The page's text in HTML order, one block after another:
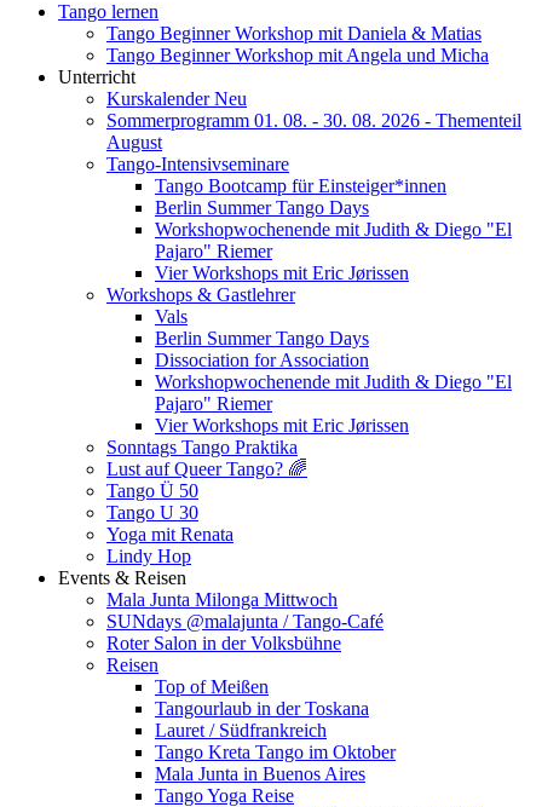
Tango lernen
Tango Beginner Workshop mit Daniela & Matias
Tango Beginner Workshop mit Angela und Micha
Unterricht
Kurskalender Neu
Sommerprogramm 01. 08. - 30. 08. 2026 - Thementeil
August
Tango-Intensivseminare
Tango Bootcamp für Einsteiger*innen
Berlin Summer Tango Days
Workshopwochenende mit Judith & Diego "El
Pajaro" Riemer
Vier Workshops mit Eric Jørissen
Workshops & Gastlehrer
Vals
Berlin Summer Tango Days
Dissociation for Association
Workshopwochenende mit Judith & Diego "El
Pajaro" Riemer
Vier Workshops mit Eric Jørissen
Sonntags Tango Praktika
Lust auf Queer Tango? 🌈
Tango Ü 50
Tango U 30
Yoga mit Renata
Lindy Hop
Events & Reisen
Mala Junta Milonga Mittwoch
SUNdays @malajunta / Tango-Café
Roter Salon in der Volksbühne
Reisen
Top of Meißen
Tangourlaub in der Toskana
Lauret / Südfrankreich
Tango Kreta Tango im Oktober
Mala Junta in Buenos Aires
Tango Yoga Reise